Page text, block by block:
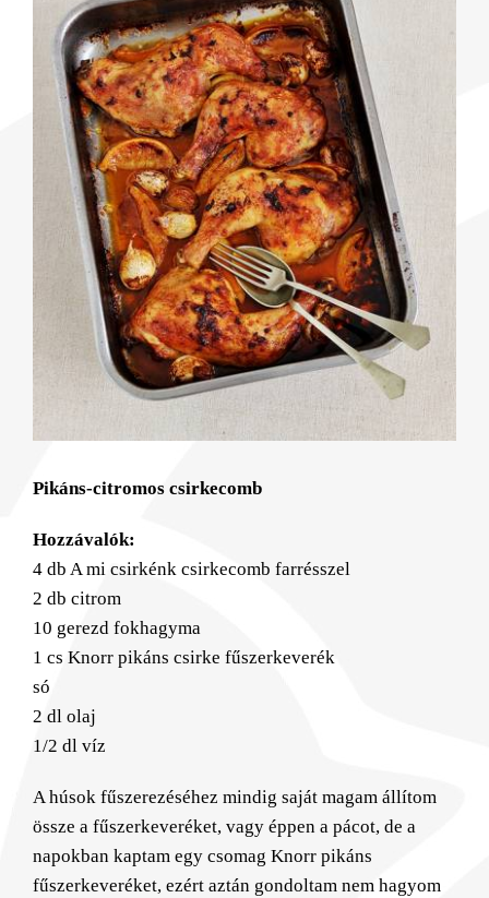
Pikáns-citromos csirkecomb
Hozzávalók:
4 db A mi csirkénk csirkecomb farrésszel
2 db citrom
10 gerezd fokhagyma
1 cs Knorr pikáns csirke fűszerkeverék
só
2 dl olaj
1/2 dl víz
A húsok fűszerezéséhez mindig saját magam állítom
össze a fűszerkeveréket, vagy éppen a pácot, de a
napokban kaptam egy csomag Knorr pikáns
fűszerkeveréket, ezért aztán gondoltam nem hagyom